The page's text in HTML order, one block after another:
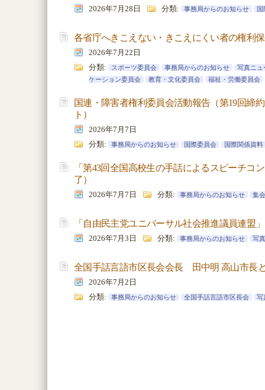
2026年7月28日 分類: 事務局からのお知らせ
各省庁へきこえない・きこえにくい者の権利
2026年7月22日
分類:
スポーツ委員会 事務局からのお知らせ
写真ニュ
ケーション委員会
教育・文化委員会 福祉・労働委員会
国連・障害者権利委員会活動報告（第19回締
ト）
2026年7月7日
分類:
事務局からのお知らせ 国際委員会 国際関係資料
「第43回全国高校生の手話によるスピーチコ
了）
2026年7月7日 分類: 事務局からのお知らせ 集会
「自由民主党ユニバーサル社会推進議員連盟
2026年7月3日 分類: 事務局からのお知らせ 写
全国手話言語市区長会会長 田中明 高山市長
2026年7月2日
分類:
事務局からのお知らせ 全国手話言語市区長会 写